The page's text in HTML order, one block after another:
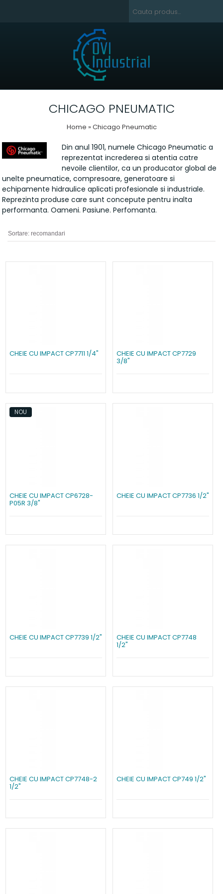
CHICAGO PNEUMATIC
Home » Chicago Pneumatic
Din anul 1901, numele Chicago Pneumatic a
reprezentat increderea si atentia catre
nevoile clientilor, ca un producator global de
unelte pneumatice, compresoare, generatoare si
echipamente hidraulice aplicati profesionale si industriale.
Reprezinta produse care sunt concepute pentru inalta
performanta. Oameni. Pasiune. Perfomanta.
CHEIE CU IMPACT CP7711 1/4" CHEIE CU IMPACT CP7729
3/8"
NOU
CHEIE CU IMPACT CP6728-
P05R 3/8"
CHEIE CU IMPACT CP7736 1/2"
CHEIE CU IMPACT CP7739 1/2" CHEIE CU IMPACT CP7748
1/2"
CHEIE CU IMPACT CP7748-2
1/2"
CHEIE CU IMPACT CP749 1/2"